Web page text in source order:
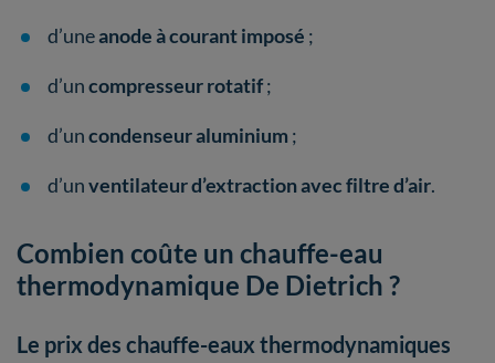
d’uneanode à courant imposé ;
d’uncompresseur rotatif;
d’uncondenseur aluminium ;
d’unventilateur d’extraction avec filtre d’air.
Combien coûte un chauffe-eau
thermodynamique De Dietrich ?
Le prix des chauffe-eaux thermodynamiques